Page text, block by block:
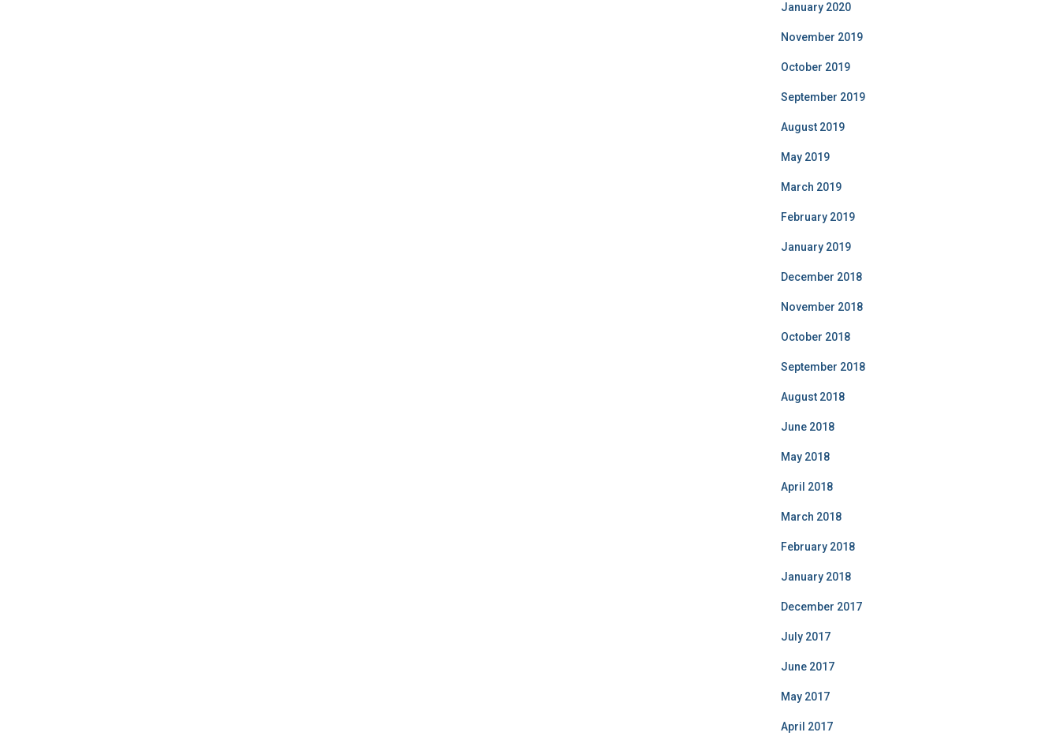
January 2020
November 2019
October 2019
September 2019
August 2019
May 2019
March 2019
February 2019
January 2019
December 2018
November 2018
October 2018
September 2018
August 2018
June 2018
May 2018
April 2018
March 2018
February 2018
January 2018
December 2017
July 2017
June 2017
May 2017
April 2017